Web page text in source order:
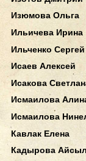
Изюмова Ольга
Ильичева Ирина
Ильченко Сергей
Исаев Алексей
Исакова
Исмаилова
Исмаилова
Кавлак Елена
Кадырова